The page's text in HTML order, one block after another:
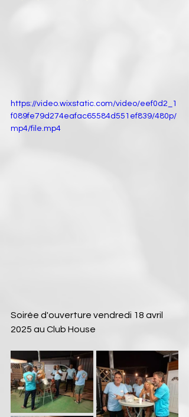
https://video.wixstatic.com/video/eef0d2_1
f089fe79d274eafac65584d551ef839/480p/
mp4/file.mp4
Soirée d'ouverture vendredi 18 avril
2025 au Club House